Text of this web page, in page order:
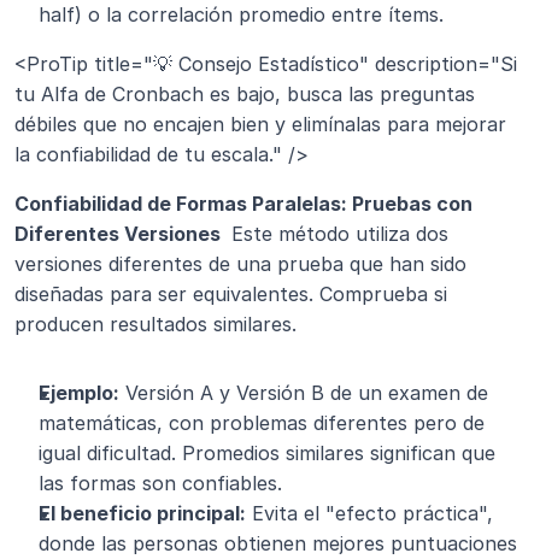
half) o la correlación promedio entre ítems.
<ProTip title="💡 Consejo Estadístico" description="Si
tu Alfa de Cronbach es bajo, busca las preguntas
débiles que no encajen bien y elimínalas para mejorar
la confiabilidad de tu escala." />
Confiabilidad de Formas Paralelas: Pruebas con
Diferentes Versiones Este método utiliza dos
versiones diferentes de una prueba que han sido
diseñadas para ser equivalentes. Comprueba si
producen resultados similares.
Ejemplo: Versión A y Versión B de un examen de
matemáticas, con problemas diferentes pero de
igual dificultad. Promedios similares significan que
las formas son confiables.
El beneficio principal: Evita el "efecto práctica",
donde las personas obtienen mejores puntuaciones